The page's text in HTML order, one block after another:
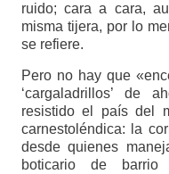
ruido; cara a cara,
misma tijera, por lo
se refiere.
Pero no hay que
‘cargaladrillos’ de
resistido el país del
carnestoléndica: la
desde quienes
boticario de barrio